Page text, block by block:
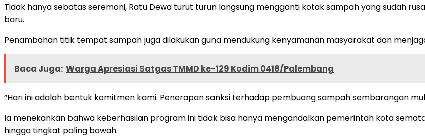
Tidak hanya sebatas seremoni, Ratu Dewa turut turun langsung mengganti kotak sampah yang sudah
baru.
Penambahan titik tempat sampah juga dilakukan guna mendukung kenyamanan masyarakat dan
Baca Juga: Warga Apresiasi Satgas TMMD ke-129 Kodim 0418/Palembang
“Hari ini adalah bentuk komitmen kami. Penerapan sanksi terhadap pembuang sampah sembarangan
Ia menekankan bahwa keberhasilan program ini tidak bisa hanya mengandalkan pemerintah kota
hingga tingkat paling bawah.